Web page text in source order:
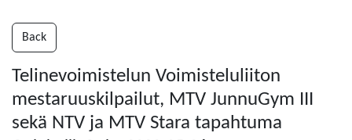
Back
Telinevoimistelun Voimisteluliiton
mestaruuskilpailut, MTV JunnuGym III
sekä NTV ja MTV Stara tapahtuma